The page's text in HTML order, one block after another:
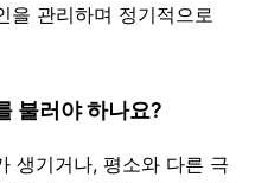
을 관리하며 정기적으로
불러야 하나요?
생기거나, 평소와 다른 극